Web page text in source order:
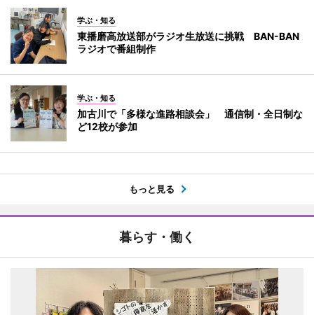
学ぶ・知る
東播磨高放送部がラジオ生放送に挑戦 BAN-BAN
ラジオで番組制作
学ぶ・知る
加古川で「多様な進路相談会」 通信制・全日制な
ど12校が参加
もっと見る
暮らす・働く